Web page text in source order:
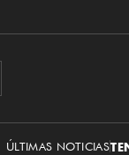
ÚLTIMAS NOTICIAS